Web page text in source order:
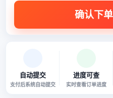
自动提交
支付后系统自动提交
进度可查
实时查看订单进度